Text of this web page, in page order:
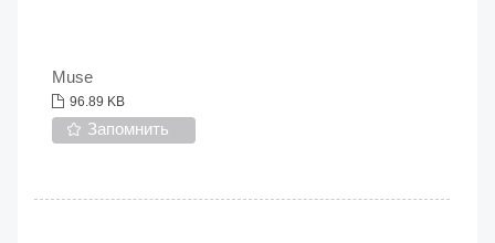
Muse
96.89 KB
Запомнить